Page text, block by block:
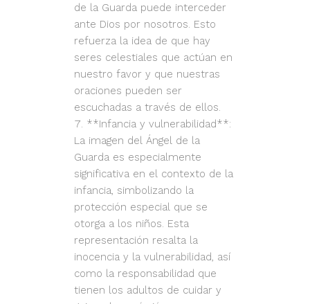
de la Guarda puede interceder
ante Dios por nosotros. Esto
refuerza la idea de que hay
seres celestiales que actúan en
nuestro favor y que nuestras
oraciones pueden ser
escuchadas a través de ellos.
**Infancia y vulnerabilidad**:
La imagen del Ángel de la
Guarda es especialmente
significativa en el contexto de la
infancia, simbolizando la
protección especial que se
otorga a los niños. Esta
representación resalta la
inocencia y la vulnerabilidad, así
como la responsabilidad que
tienen los adultos de cuidar y